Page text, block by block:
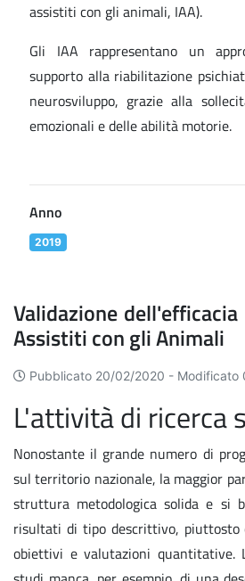
assistiti con gli animali, IAA).
Gli IAA rappresentano un
supporto alla riabilitazione
neurosviluppo, grazie alla
emozionali e delle abilità motorie.
Anno
2019
Validazione
Assistiti con gli Animali
Pubblicato 20/02/2020 - Modificato
L'attività di ricerca
Nonostante il grande numero di
sul territorio nazionale, la maggior
struttura metodologica solida e si
risultati di tipo descrittivo, piuttosto
obiettivi e valutazioni quantitative.